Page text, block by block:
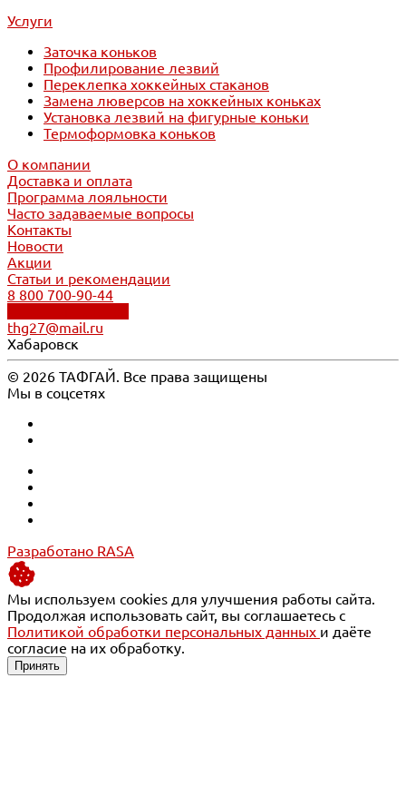
Услуги
Заточка коньков
Профилирование лезвий
Переклепка хоккейных стаканов
Замена люверсов на хоккейных коньках
Установка лезвий на фигурные коньки
Термоформовка коньков
О компании
Доставка и оплата
Программа лояльности
Часто задаваемые вопросы
Контакты
Новости
Акции
Статьи и рекомендации
8 800 700-90-44
thg27@mail.ru
Хабаровск
© 2026 ТАФГАЙ. Все права защищены
Мы в соцсетях
Разработано RASA
Мы используем cookies для улучшения работы сайта.
Продолжая использовать сайт, вы соглашаетесь с
Политикой обработки персональных данных и даёте
согласие на их обработку.
Принять